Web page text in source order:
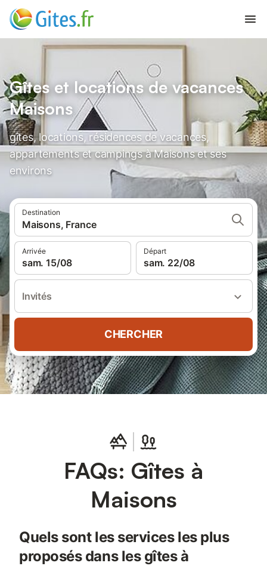
Gîtes et locations de vacances
Maisons
gîtes, locations, résidences de vacances,
appartements et campings à Maisons et ses
environs
Destination
Maisons, France
Arrivée
sam. 15/08
Départ
sam. 22/08
Invités
CHERCHER
FAQs: Gîtes à
Maisons
Quels sont les services les plus
proposés dans les gîtes à